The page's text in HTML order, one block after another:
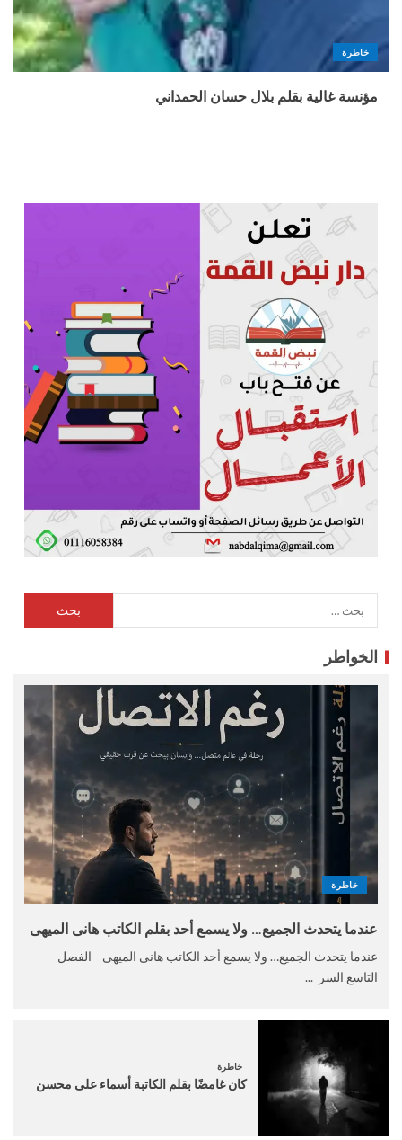
خاطرة
مؤنسة غالية بقلم بلال حسان الحمداني
الخواطر
خاطرة
عندما يتحدث الجميع… ولا يسمع أحد بقلم الكاتب هانى الميهى
عندما يتحدث الجميع… ولا يسمع أحد الكاتب هانى الميهى الفصل
التاسع السر ...
خاطرة
كان غامضًا بقلم الكاتبة أسماء على محسن